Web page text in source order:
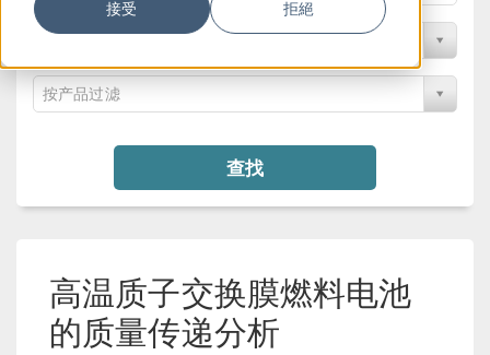
接受 拒絕
按学科过滤
按产品过滤
查找
高温质子交换膜燃料电池
的质量传递分析